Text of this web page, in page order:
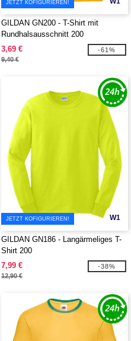
JETZT KOFIGURIEREN!
GILDAN GN200 - T-Shirt mit
Rundhalsausschnitt 200
3,69 €
9,40 €
-61%
W1
JETZT KOFIGURIEREN!
GILDAN GN186 - Langärmeliges T-
Shirt 200
7,99 €
12,90 €
-38%